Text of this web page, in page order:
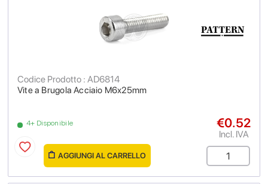
Vite a Brugola Acciaio M6x25mm
Codice Prodotto : AD6814
4+ Disponibile €0.52
Incl. IVA
AGGIUNGI AL CARRELLO